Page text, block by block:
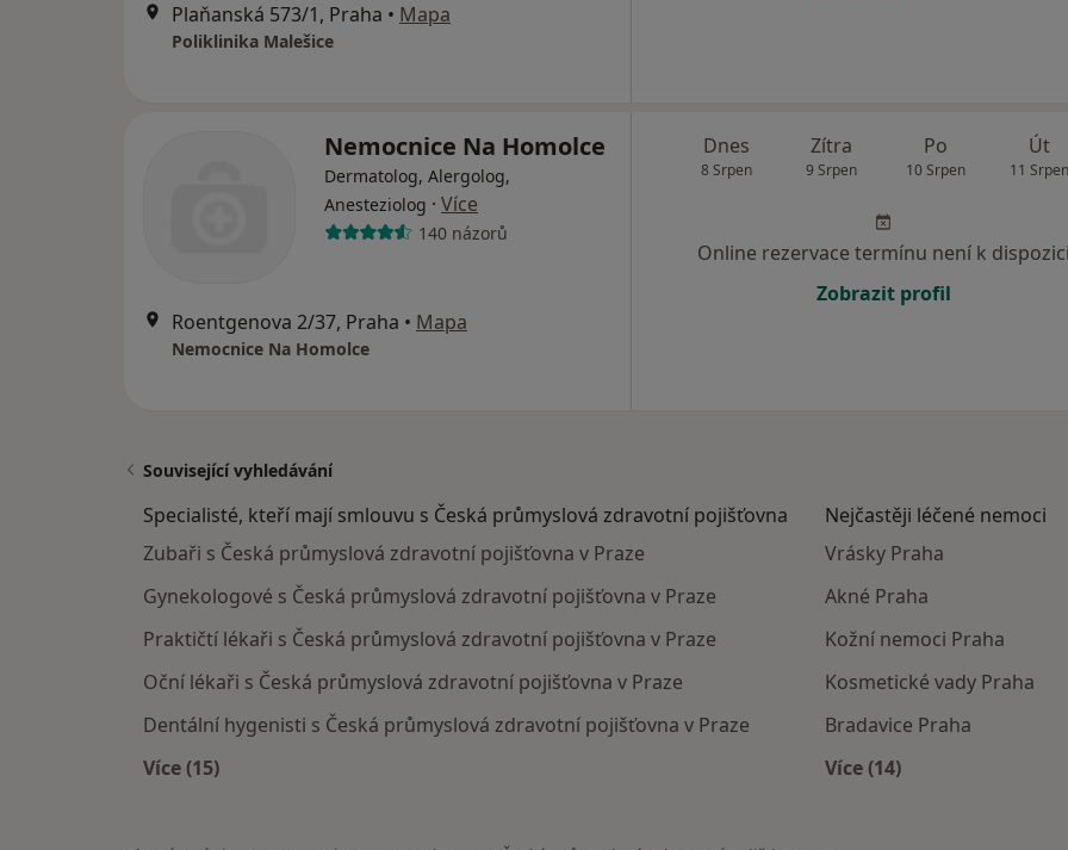
Plaňanská 573/1, Praha • Mapa
Poliklinika Malešice
Nemocnice Na Homolce
Dermatolog, Alergolog,
Anesteziolog · Více
140 názorů
Roentgenova 2/37, Praha • Mapa
Nemocnice Na Homolce
Dnes
8 Srpen
Zítra
9 Srpen
Po
10 Srpen
Út
11 Srpen
Online rezervace termínu není k dispozici
Zobrazit profil
Související vyhledávání
Specialisté, kteří mají smlouvu s Česká průmyslová zdravotní pojišťovna
Zubaři s Česká průmyslová zdravotní pojišťovna v Praze
Gynekologové s Česká průmyslová zdravotní pojišťovna v Praze
Praktičtí lékaři s Česká průmyslová zdravotní pojišťovna v Praze
Oční lékaři s Česká průmyslová zdravotní pojišťovna v Praze
Dentální hygenisti s Česká průmyslová zdravotní pojišťovna v Praze
Více (15)
Nejčastěji léčené nemoci
Vrásky Praha
Akné Praha
Kožní nemoci Praha
Kosmetické vady Praha
Bradavice Praha
Více (14)